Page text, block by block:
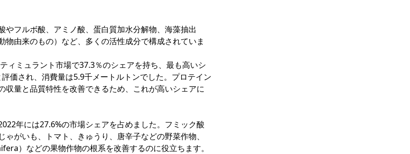
フルボ酸、アミノ酸、蛋白質加水分解物、海藻抽出
由来のもの）など、多くの活性成分で構成されていま
ィミュラント市場で37.3％のシェアを持ち、最も高いシ
価され、消費量は5.9千メートルトンでした。プロテイン
量と品質特性を改善できるため、これが高いシェアに
年には27.6%の市場シェアを占めました。フミック酸
がいも、トマト、きゅうり、唐辛子などの野菜作物、
）などの果物作物の根系を改善するのに役立ちます。